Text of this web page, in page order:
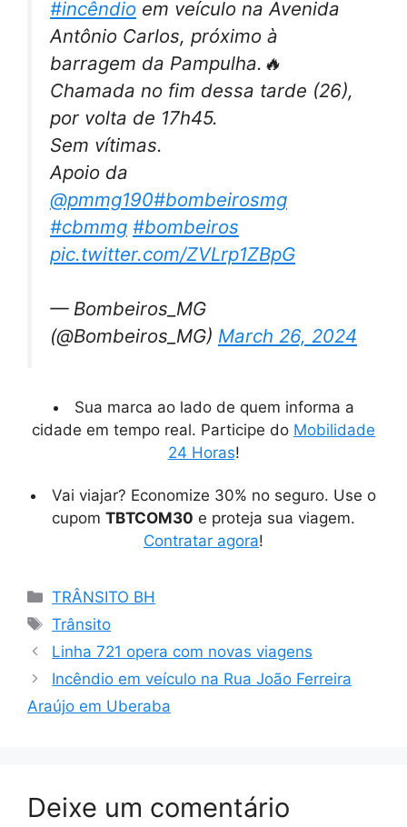
#incêndio em veículo na Avenida
Antônio Carlos, próximo à
barragem da Pampulha.🔥
Chamada no fim dessa tarde (26),
por volta de 17h45.
Sem vítimas.
Apoio da
@pmmg190#bombeirosmg
#cbmmg #bombeiros
pic.twitter.com/ZVLrp1ZBpG
— Bombeiros_MG
(@Bombeiros_MG) March 26, 2024
Sua marca ao lado de quem informa a
cidade em tempo real. Participe do Mobilidade
24 Horas!
Vai viajar? Economize 30% no seguro. Use o
cupom TBTCOM30 e proteja sua viagem.
Contratar agora!
Categorias
TRÂNSITO BH
Tags
Trânsito
Linha 721 opera com novas viagens
Incêndio em veículo na Rua João Ferreira
Araújo em Uberaba
Deixe um comentário